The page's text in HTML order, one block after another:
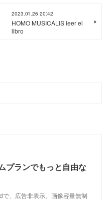
2023.01.26 20:42
HOMO MUSICALIS leer el
libro
プランでもっと自由な
で、広告非表示、画像容量無制